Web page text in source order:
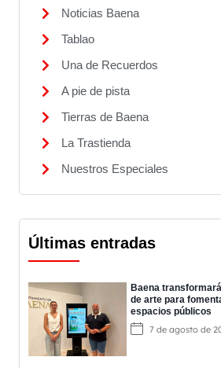
Noticias Baena
Tablao
Una de Recuerdos
A pie de pista
Tierras de Baena
La Trastienda
Nuestros Especiales
Últimas entradas
Baena
de arte para
espacios públicos
7 de agosto de